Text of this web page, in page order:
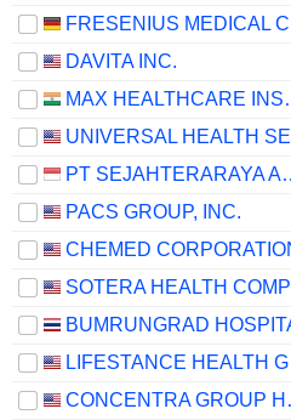
DAVITA INC.
MAX
PT
PACS GROUP, INC.
CHEMED
BUMRUNGRAD